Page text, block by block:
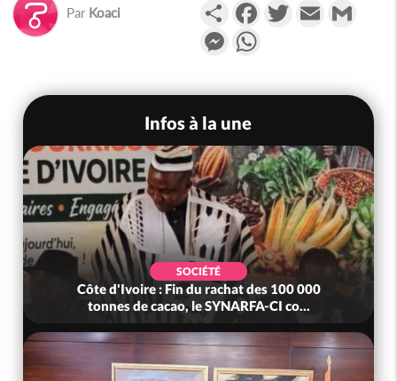
Par Koaci PartagerFacebookTwitterEmail
Messenger
Infos à la une
SOCIÉTÉ
Côte d'Ivoire : Fin du rachat des 100 000
tonnes de cacao, le SYNARFA-CI co...